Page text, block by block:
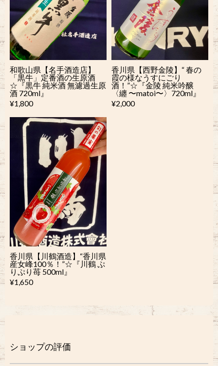
和歌山県【名手酒造店】
「黒牛」定番酒の生原酒
☆『黒牛 純米酒 無濾過生原
酒 720ml』
¥1,800
香川県【西野金陵】“ 春の
霞の様なうすにごり
酒！”☆『金陵 純米吟醸
〈纏 〜matoi〜〉720ml』
¥2,000
香川県【川鶴酒造】“香川県
産女峰100％！”☆『川鶴 ぷ
りぷり苺 500ml』
¥1,650
ショップの評価